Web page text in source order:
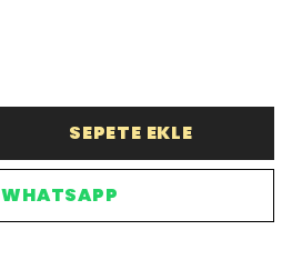
SEPETE EKLE
WHATSAPP